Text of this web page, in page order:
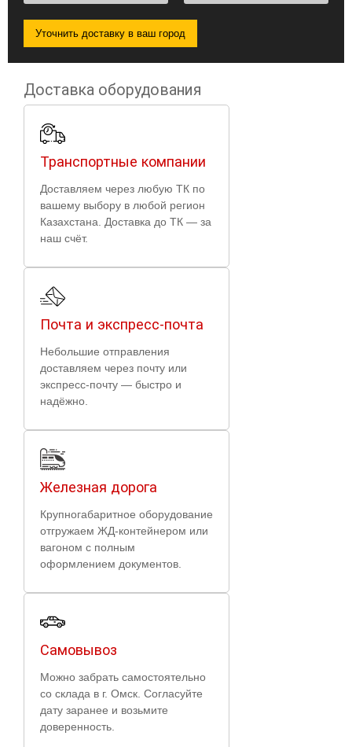
Уточнить доставку в ваш город
Доставка оборудования
Транспортные компании
Доставляем через любую ТК по
вашему выбору в любой регион
Казахстана. Доставка до ТК — за
наш счёт.
Почта и экспресс-почта
Небольшие отправления
доставляем через почту или
экспресс-почту — быстро и
надёжно.
Железная дорога
Крупногабаритное оборудование
отгружаем ЖД-контейнером или
вагоном с полным
оформлением документов.
Самовывоз
Можно забрать самостоятельно
со склада в г. Омск. Согласуйте
дату заранее и возьмите
доверенность.